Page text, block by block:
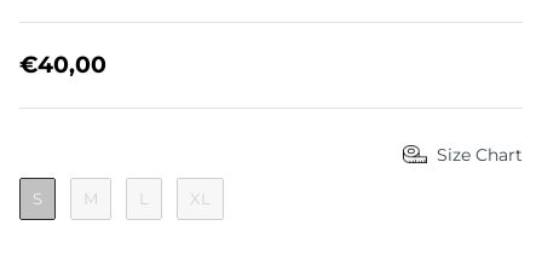
€40,00
Size Chart
S M XL